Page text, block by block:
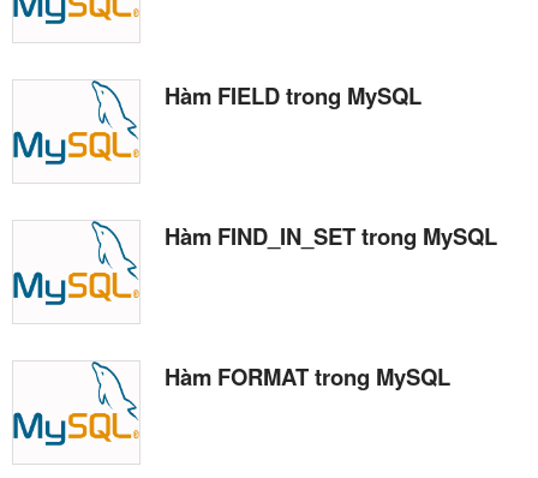
Hàm FIELD trong MySQL
Hàm FIND_IN_SET trong MySQL
Hàm FORMAT trong MySQL